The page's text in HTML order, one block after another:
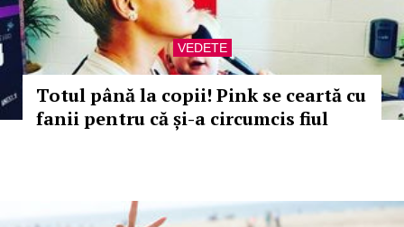
VEDETE
Totul până la copii! Pink se ceartă cu
fanii pentru că și-a circumcis fiul